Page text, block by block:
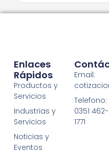
Enlaces
Rápidos
Productos y
Servicios
Industrias y
Servicios
Noticias y
Eventos
Email:
Telefono:
0351 462-
1771